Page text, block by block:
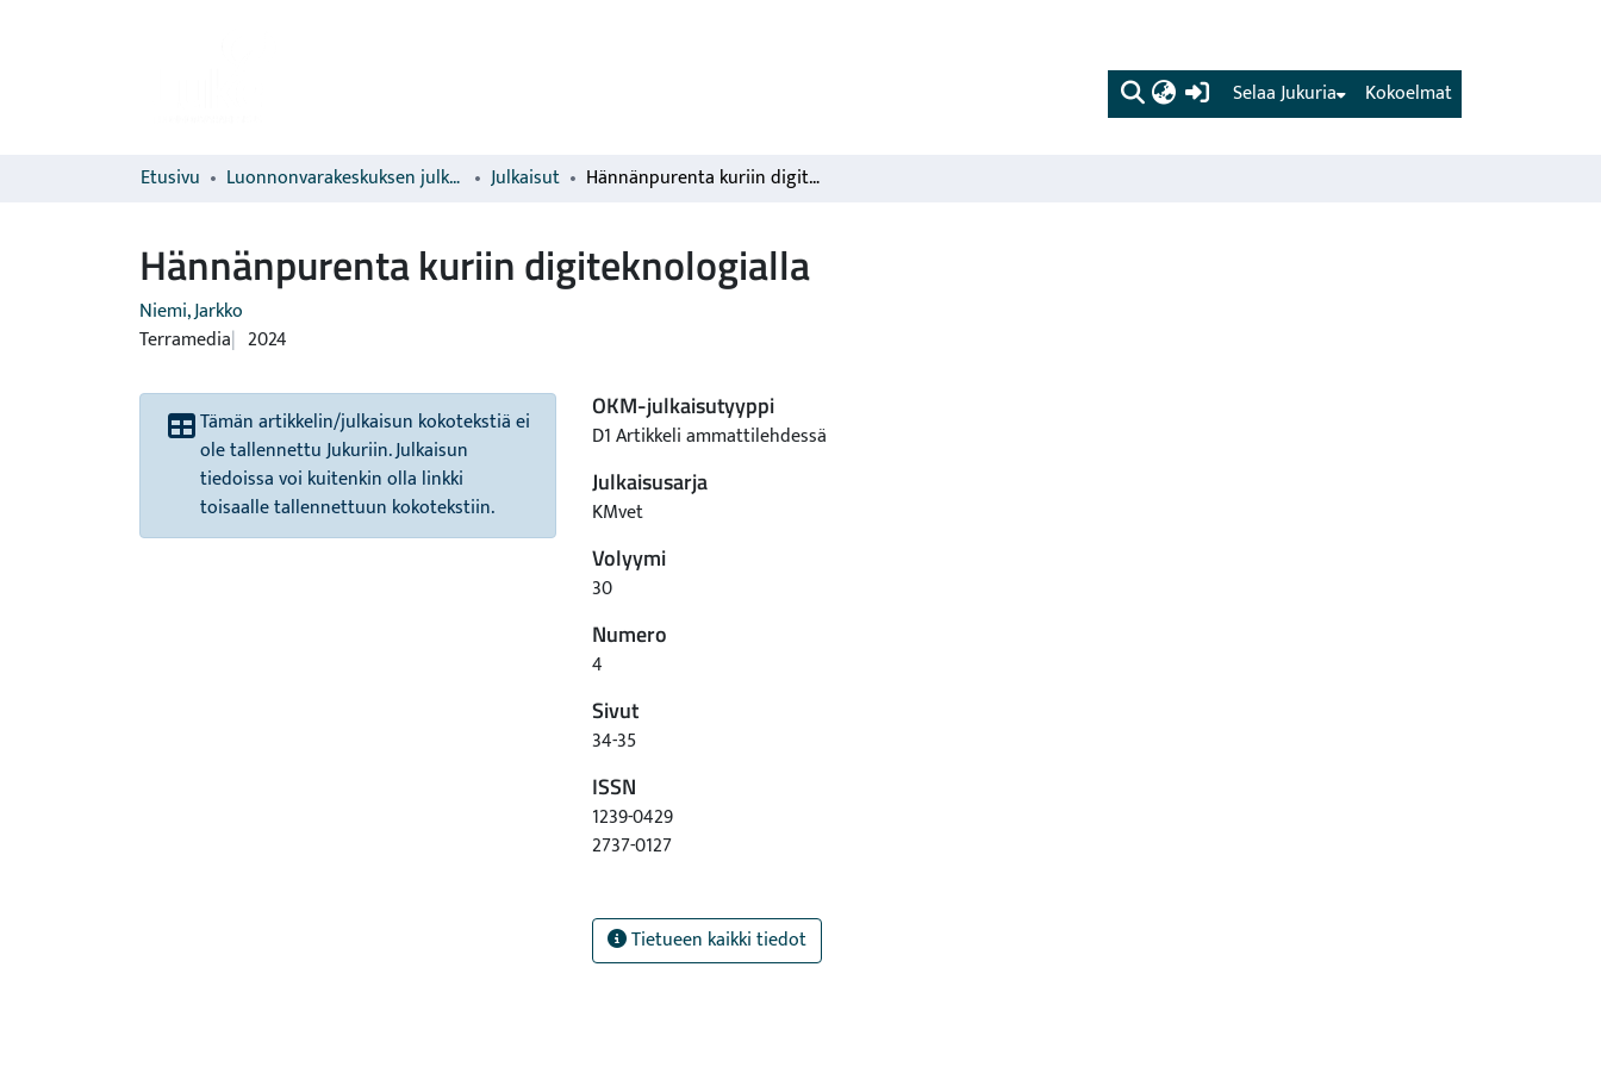
(current) Kokoelmat
Selaa Jukuria
Etusivu Luonnonvarakeskuksen julkaisut Julkaisut Hännänpurenta kuriin digiteknologialla
Hännänpurenta kuriin digiteknologialla
Niemi, Jarkko
Terramedia 2024
Tämän artikkelin/julkaisun kokotekstiä ei
ole tallennettu Jukuriin. Julkaisun
tiedoissa voi kuitenkin olla linkki
toisaalle tallennettuun kokotekstiin.
OKM-julkaisutyyppi
D1 Artikkeli ammattilehdessä
Julkaisusarja
KMvet
Volyymi
30
Numero
4
Sivut
34-35
ISSN
1239-0429
2737-0127
Tietueen kaikki tiedot